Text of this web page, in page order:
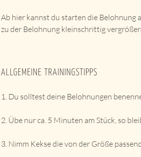
Ab hier kannst du starten die Belohnung
zu der Belohnung kleinschrittig
ALLGEMEINE TRAININGSTIPPS
1. Du solltest deine Belohnungen
2. Übe nur ca. 5 Minuten am Stück, so
3. Nimm Kekse die von der Größe